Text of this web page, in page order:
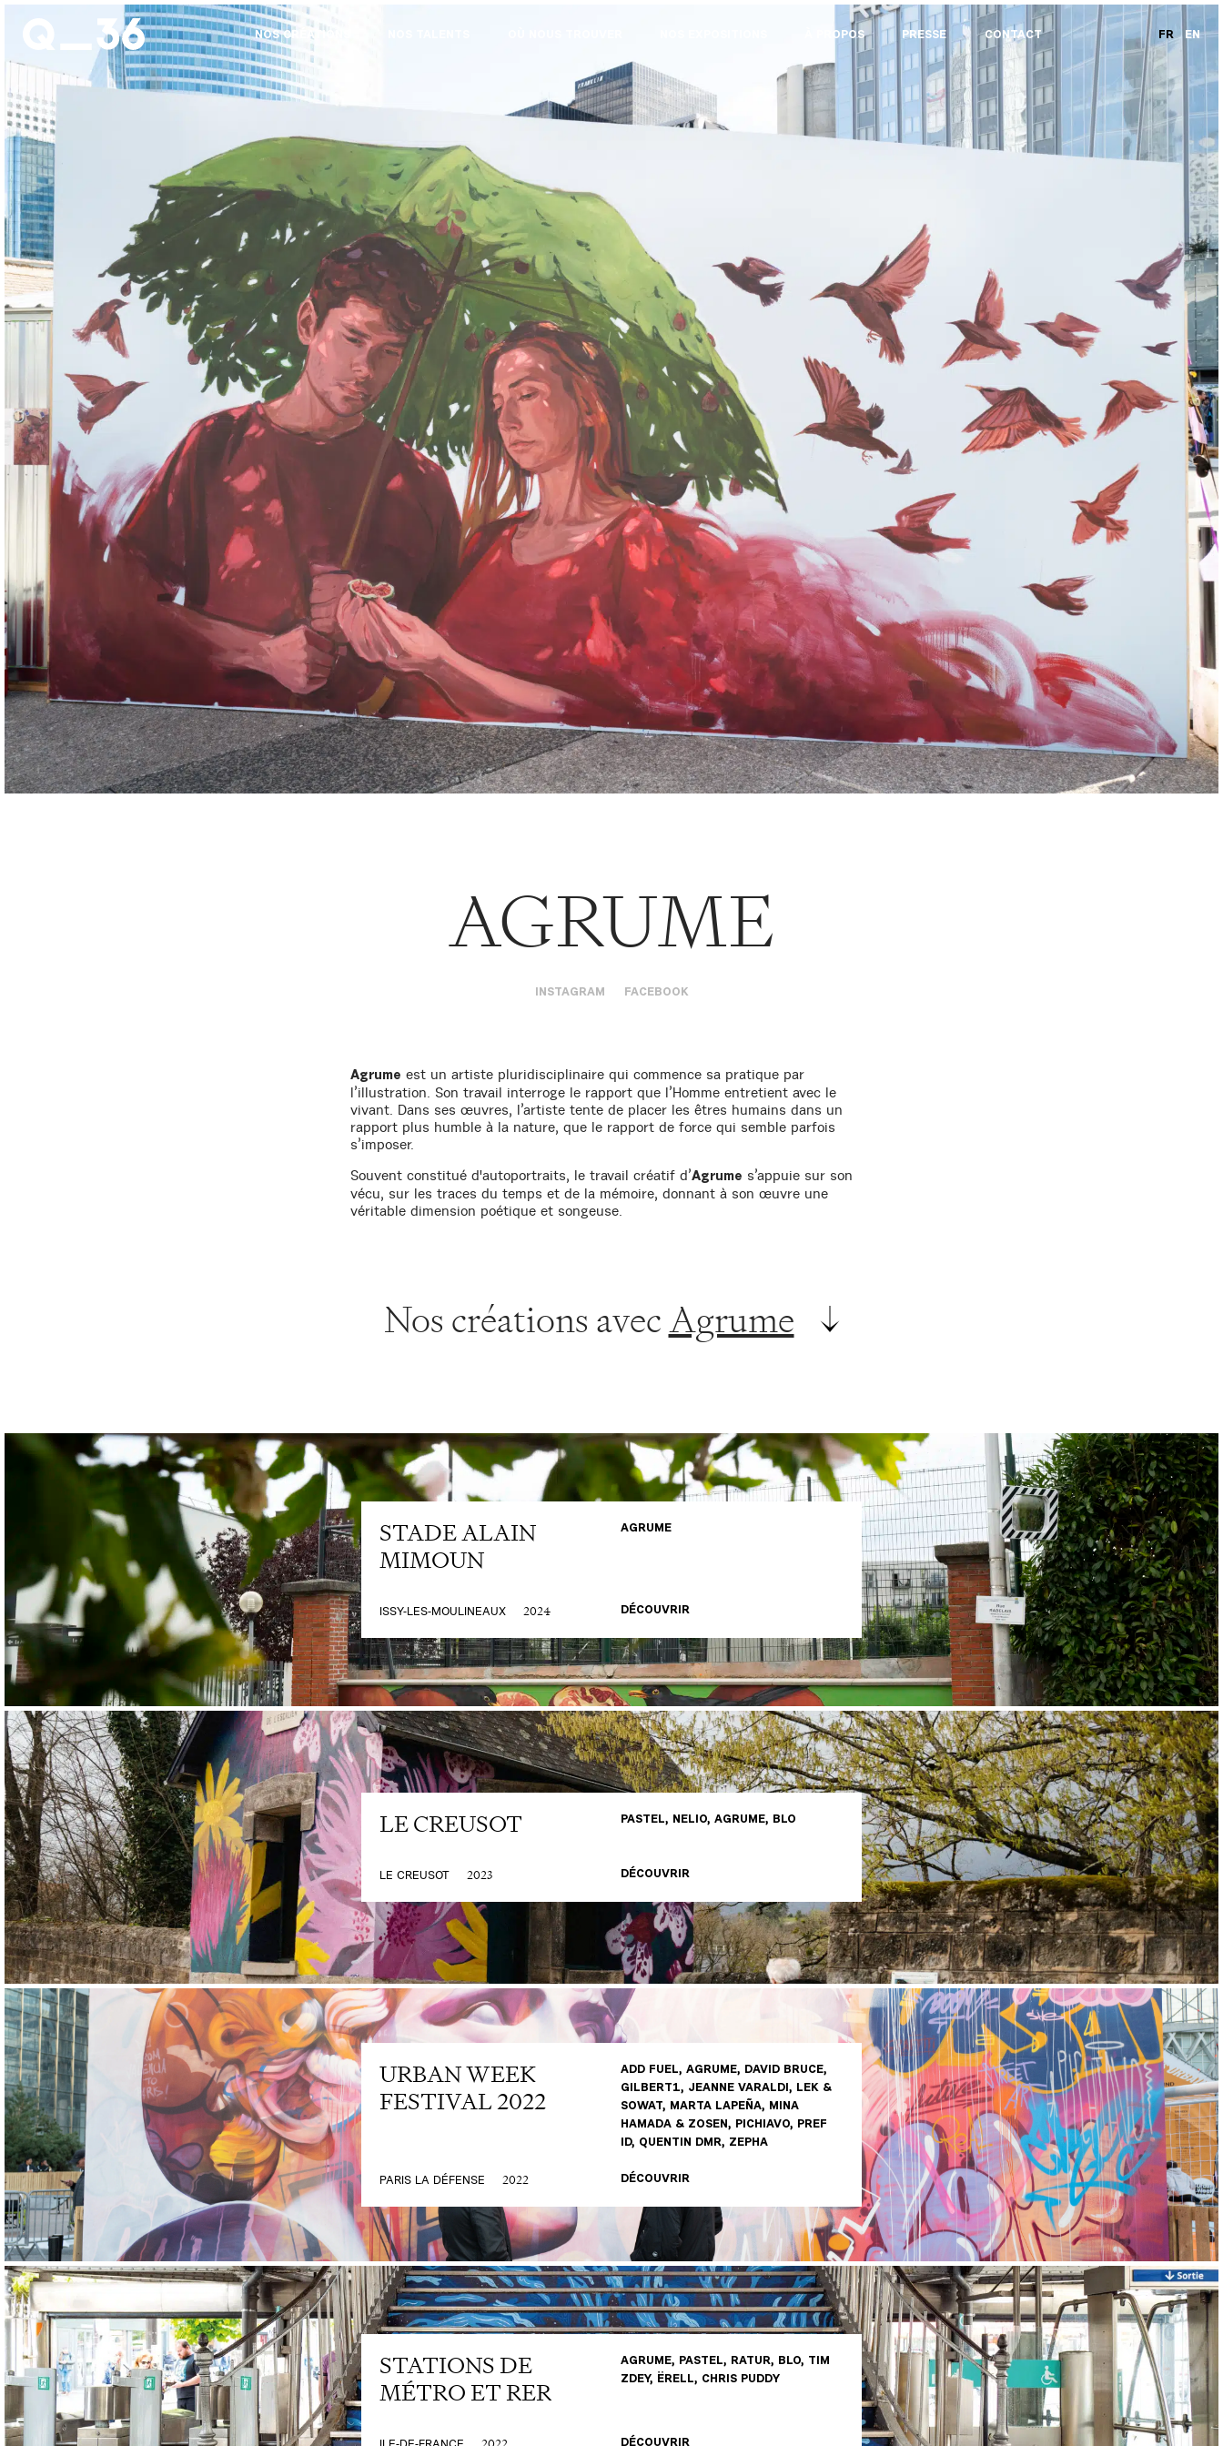
NOS CRÉATIONS À PROPOS PRESSE CONTACT FR EN
AGRUME
INSTAGRAM FACEBOOK
Agrume est un artiste pluridisciplinaire qui commence sa pratique par
l’illustration. Son travail interroge le rapport que l’Homme entretient avec le
vivant. Dans ses œuvres, l’artiste tente de placer les êtres humains dans un
rapport plus humble à la nature, que le rapport de force qui semble parfois
s’imposer.
Souvent constitué d'autoportraits, le travail créatif d’Agrume s’appuie sur son
vécu, sur les traces du temps et de la mémoire, donnant à son œuvre une
véritable dimension poétique et songeuse.
Nos créations avecAgrume
STADE ALAIN
MIMOUN
AGRUME
ISSY-LES-MOULINEAUX 2024 DÉCOUVRIR
LE CREUSOT PASTEL, NELIO, AGRUME, BLO
LE CREUSOT 2023 DÉCOUVRIR
URBAN WEEK
FESTIVAL 2022
ADD FUEL, AGRUME, DAVID BRUCE,
GILBERT1, JEANNE VARALDI, LEK &
SOWAT, MARTA LAPEÑA, MINA
HAMADA & ZOSEN, PICHIAVO, PREF
ID, QUENTIN DMR, ZEPHA
PARIS LA DÉFENSE 2022 DÉCOUVRIR
STATIONS DE
MÉTRO ET RER
AGRUME, PASTEL, RATUR, BLO, TIM
ZDEY, ËRELL, CHRIS PUDDY
DÉCOUVRIR